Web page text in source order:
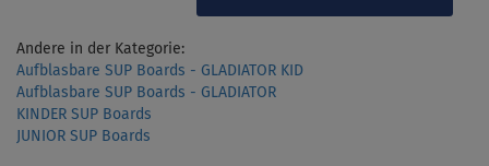
Andere in der Kategorie:
Aufblasbare SUP Boards - GLADIATOR KID
Aufblasbare SUP Boards - GLADIATOR
KINDER SUP Boards
JUNIOR SUP Boards